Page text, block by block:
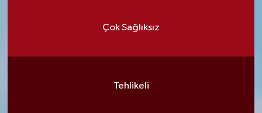
Çok Sağlıksız
Tehlikeli